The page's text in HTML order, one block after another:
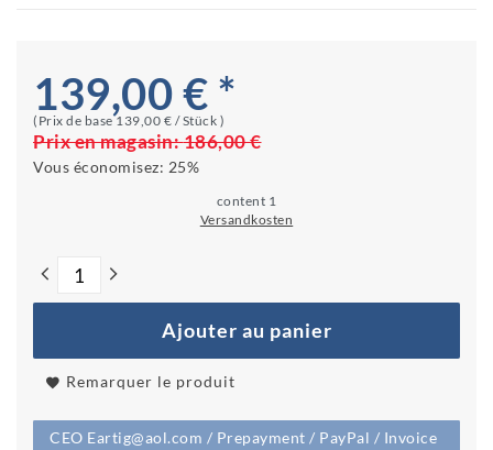
139,00 € *
(Prix ​​de base139,00 € / Stück )
Prix en magasin:186,00 €
Vous économisez: 25%
content 1
Versandkosten
Ajouter au panier
Remarquer le produit
CEO Eartig@aol.com / Prepayment / PayPal / Invoice